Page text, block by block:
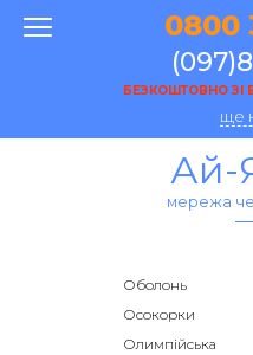
0800
БЕЗКОШТОВНО ЗІ
ще
Ай-
мережа
Оболонь
Осокорки
Олимпійська